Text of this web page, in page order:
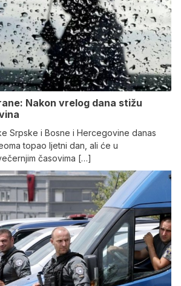
Nakon vrelog dana stižu
Srpske i Bosne i Hercegovine danas
topao ljetni dan, ali će u
časovima […]